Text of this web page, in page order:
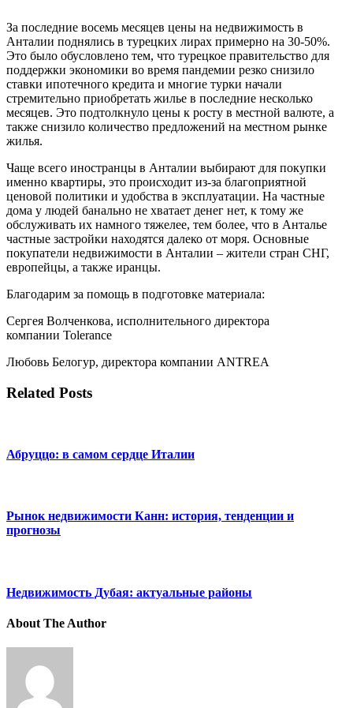
За последние восемь месяцев цены на недвижимость в
Анталии поднялись в турецких лирах примерно на 30-50%.
Это было обусловлено тем, что турецкое правительство для
поддержки экономики во время пандемии резко снизило
ставки ипотечного кредита и многие турки начали
стремительно приобретать жилье в последние несколько
месяцев. Это подтолкнуло цены к росту в местной валюте, а
также снизило количество предложений на местном рынке
жилья.
Чаще всего иностранцы в Анталии выбирают для покупки
именно квартиры, это происходит из-за благоприятной
ценовой политики и удобства в эксплуатации. На частные
дома у людей банально не хватает денег нет, к тому же
обслуживать их намного тяжелее, тем более, что в Анталье
частные застройки находятся далеко от моря. Основные
покупатели недвижимости в Анталии – жители стран СНГ,
европейцы, а также иранцы.
Благодарим за помощь в подготовке материала:
Сергея Волченкова, исполнительного директора
компании Tolerance
Любовь Белогур, директора компании ANTREA
Related Posts
Абруццо: в cамом сердце Италии
Рынок недвижимости Канн: история, тенденции и
прогнозы
Недвижимость Дубая: актуальные районы
About The Author